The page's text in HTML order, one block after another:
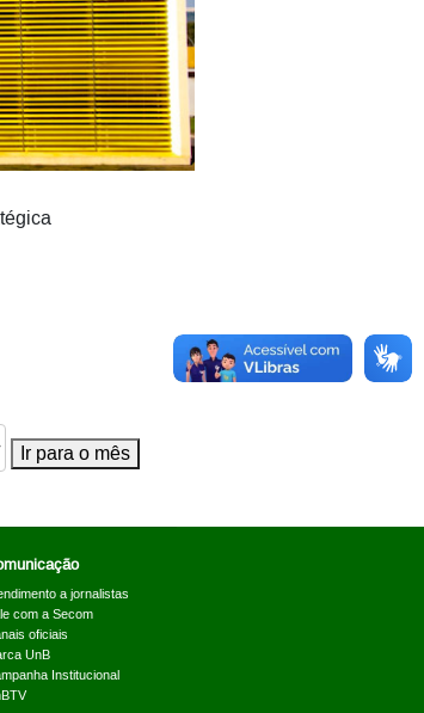
Ir para o mês
a jornalistas
com a Secom
oficiais
UnB
Institucional